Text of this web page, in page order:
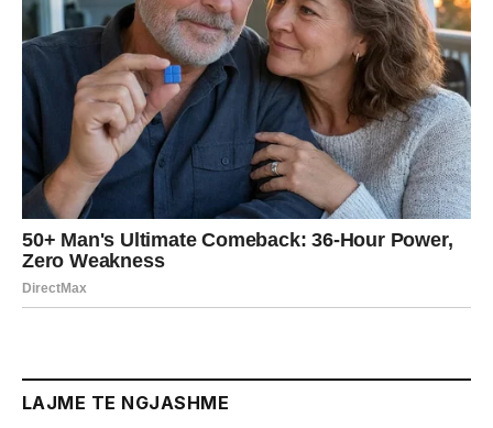
LAJME TE NGJASHME